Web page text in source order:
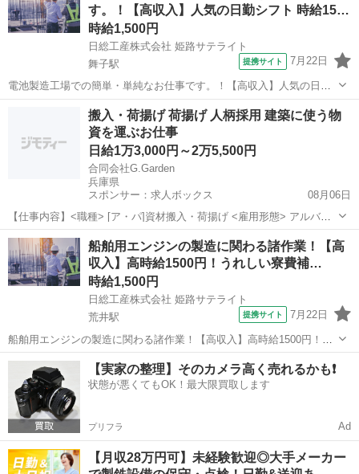
往復無料送迎あ...す。！【高収入】人気の日勤シフト 時給15…
時給1,500円
日総工産株式会社 姫路サテライト
舞子駅
提携サイト 7月22日
電池製造工場での簡単・単純なお仕事です。！【高収入】人気の日勤
シフト 時給1500円！！しかも寮費無料！！ Point1★新着のお仕事！高
収入！月収30万円以上可！ Point2☆簡単・単純！もくもく作業！！
Point3...
淡路市 舞子駅 生産管理
搬入・荷揚げ 荷揚げ 人柄採用 建築に使う物
資を運ぶお仕事
日給1万3,000円～2万5,500円
合同会社G.Garden
兵庫県
スポンサー：求人ボックス
08月06日
【仕事内容】<職種> [ア・パ]資材搬入・荷揚げ <雇用形態> アルバイ
ト・パート <給与> [ア・パ]日給13,000円～25,500円 交通費:全額支給
社内規定あり 夜間・早朝手当 昇給あり 月3回払い(10日、20日、末
日...
アルバイト・パート
船舶用エンジンの製造に関わる諸作業！【高
収入】高時給1500円！うれしい寮費補…
時給1,500円
日総工産株式会社 姫路サテライト
荒井駅
提携サイト 7月22日
船舶用エンジンの製造に関わる諸作業！【高収入】高時給1500円！う
れしい寮費補助あり♪工場未経験OK Point1★時給1,500円！月収30万円
以上可！ Point2☆1R寮完備！3万円の寮費補助あり♪ Point3★玉...
兵庫 高砂市 荒井駅 生産管理
【実家の整理】そのカメラ高く売れるかも❗️
状態が悪くてもOK！最大限買取します
プリフラ Ad
【月収28万円可】未経験歓迎◎大手メーカー